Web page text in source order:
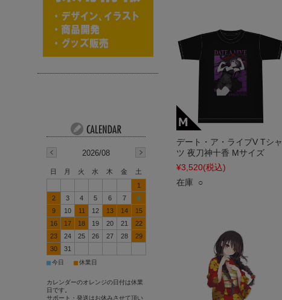
デート・ア・ライブV Tシャ
ツ 夜刀神十香 Mサイズ
¥3,520(税込)
在庫 ○
2026/08
日 月 火 水 木 金
土
1
2
3 4 5 6 7
8
9
10 11 12 13 14
15
16
17 18 19 20 21
22
23
24 25 26 27 28
29
30
31
■今日 ■休業日
カレンダーのオレンジの日付は休業
日です。
サポート・発送はお休みさせて頂い